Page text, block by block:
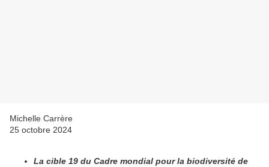
Michelle Carrère
25 octobre 2024
La cible 19 du Cadre mondial pour la biodiversité de